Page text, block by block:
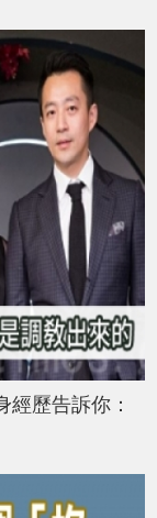
歷告訴你：